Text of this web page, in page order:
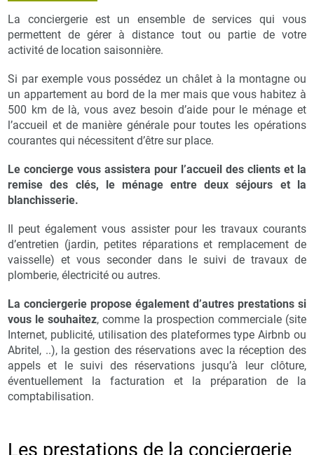
La conciergerie est un ensemble de services qui vous
permettent de gérer à distance tout ou partie de votre
activité de location saisonnière.
Si par exemple vous possédez un châlet à la montagne ou
un appartement au bord de la mer mais que vous habitez à
500 km de là, vous avez besoin d’aide pour le ménage et
l’accueil et de manière générale pour toutes les opérations
courantes qui nécessitent d’être sur place.
Le concierge vous assistera pour l’accueil des clients et la
remise des clés, le ménage entre deux séjours et la
blanchisserie.
Il peut également vous assister pour les travaux courants
d’entretien (jardin, petites réparations et remplacement de
vaisselle) et vous seconder dans le suivi de travaux de
plomberie, électricité ou autres.
La conciergerie propose également d’autres prestations si
vous le souhaitez, comme la prospection commerciale (site
Internet, publicité, utilisation des plateformes type Airbnb ou
Abritel, ..), la gestion des réservations avec la réception des
appels et le suivi des réservations jusqu’à leur clôture,
éventuellement la facturation et la préparation de la
comptabilisation.
Les prestations de la conciergerie